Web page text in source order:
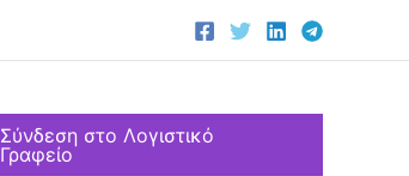
Σύνδεση στο Λογιστικό
Γραφείο